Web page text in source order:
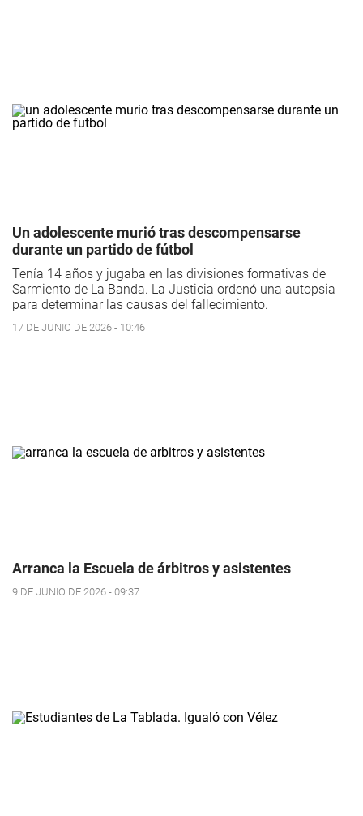
Un adolescente murió tras descompensarse
durante un partido de fútbol
Tenía 14 años y jugaba en las divisiones formativas de
Sarmiento de La Banda. La Justicia ordenó una autopsia
para determinar las causas del fallecimiento.
17 DE JUNIO DE 2026 - 10:46
Arranca la Escuela de árbitros y asistentes
9 DE JUNIO DE 2026 - 09:37